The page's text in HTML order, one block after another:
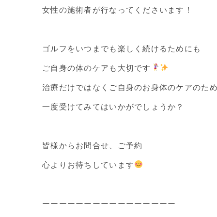
女性の施術者が行なってくださいます！
ゴルフをいつまでも楽しく続けるためにも
ご自身の体のケアも大切です
治療だけではなくご自身のお身体のケアのた
一度受けてみてはいかがでしょうか？
皆様からお問合せ、ご予約
心よりお待ちしています